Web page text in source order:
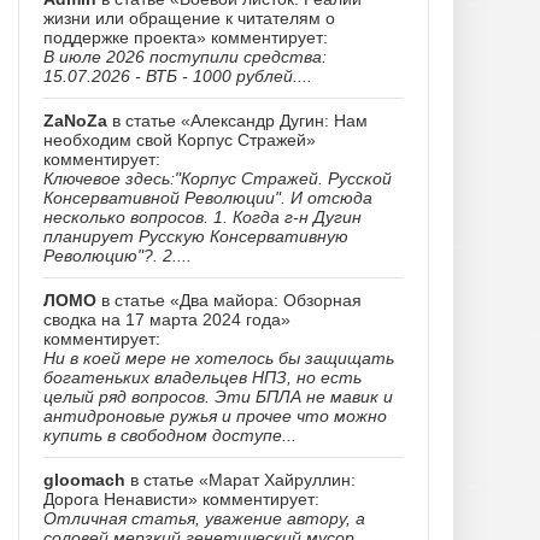
жизни или обращение к читателям о
поддержке проекта» комментирует:
В июле 2026 поступили средства:
15.07.2026 - ВТБ - 1000 рублей....
ZaNoZa в статье «Александр Дугин: Нам
необходим свой Корпус Стражей»
комментирует:
Ключевое здесь:"Корпус Стражей. Русской
Консервативной Революции". И отсюда
несколько вопросов. 1. Когда г-н Дугин
планирует Русскую Консервативную
Революцию"?. 2....
ЛОМО в статье «Два майора: Обзорная
сводка на 17 марта 2024 года»
комментирует:
Ни в коей мере не хотелось бы защищать
богатеньких владельцев НПЗ, но есть
целый ряд вопросов. Эти БПЛА не мавик и
антидроновые ружья и прочее что можно
купить в свободном доступе...
gloomach в статье «Марат Хайруллин:
Дорога Ненависти» комментирует:
Отличная статья, уважение автору, а